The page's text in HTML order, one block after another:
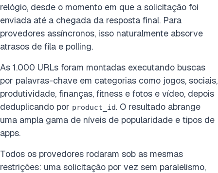
relógio, desde o momento em que a solicitação foi
enviada até a chegada da resposta final. Para
provedores assíncronos, isso naturalmente absorve
atrasos de fila e polling.
As 1.000 URLs foram montadas executando buscas
por palavras-chave em categorias como jogos, sociais,
produtividade, finanças, fitness e fotos e vídeo, depois
deduplicando por product_id. O resultado abrange
uma ampla gama de níveis de popularidade e tipos de
apps.
Todos os provedores rodaram sob as mesmas
restrições: uma solicitação por vez sem paralelismo,